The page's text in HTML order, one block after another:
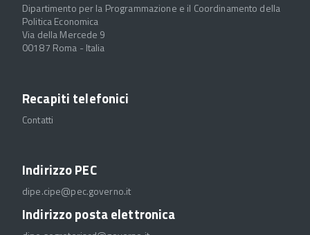
Dipartimento per la Programmazione e il Coordinamento della
Politica Economica
Via della Mercede 9
00187 Roma - Italia
Recapiti telefonici
Contatti
Indirizzo PEC
dipe.cipe@pec.governo.it
Indirizzo posta elettronica